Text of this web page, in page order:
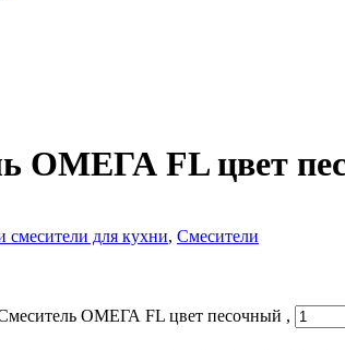
ОМЕГА FL цвет
для кухни, Смесители
ОМЕГА FL цвет песочный ,